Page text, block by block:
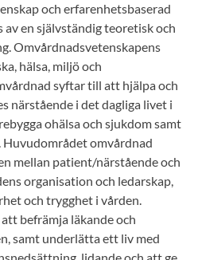
och erfarenhetsbaserad
av en självständig teoretisk och
Omvårdnadsvetenskapens
hälsa, miljö och
syftar till att hjälpa och
närstående i det dagliga livet i
ohälsa och sjukdom samt
Huvudområdet omvårdnad
mellan patient/närstående och
organisation och ledarskap,
och trygghet i vården.
befrämja läkande och
samt underlätta ett liv med